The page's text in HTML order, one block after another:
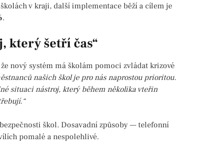
v kraji, další implementace běží a cílem je
.
který šetří čas“
nový systém má školám pomoci zvládat krizové
našich škol je pro nás naprostou prioritou.
situaci nástroj, který během několika vteřin
škol. Dosavadní způsoby — telefonní
pomalé a nespolehlivé.